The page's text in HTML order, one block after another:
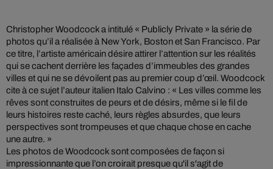
Christopher Woodcock a intitulé « Publicly Private » la série de
photos qu’il a réalisée à New York, Boston et San Francisco. Par
ce titre, l’artiste américain désire attirer l’attention sur les réalités
qui se cachent derrière les façades d’immeubles des grandes
villes et qui ne se dévoilent pas au premier coup d’œil. Woodcock
cite à ce sujet l’auteur italien Italo Calvino : « Les villes comme les
rêves sont construites de peurs et de désirs, même si le fil de
leurs histoires reste caché, leurs règles absurdes, que leurs
perspectives sont trompeuses et que chaque chose en cache
une autre. »
Les photos de Woodcock sont composées de façon si
impressionnante que l’on croirait presque qu'il s'agit de